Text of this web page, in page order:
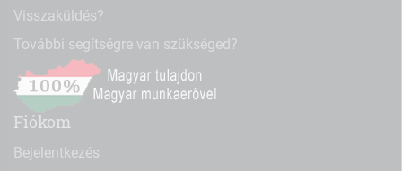
Visszaküldés?
További segítségre van szükséged?
Fiókom
Bejelentkezés